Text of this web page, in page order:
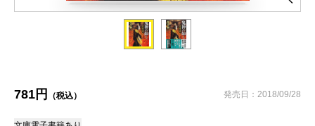
781円 （税込） 発売日：2018/09/28